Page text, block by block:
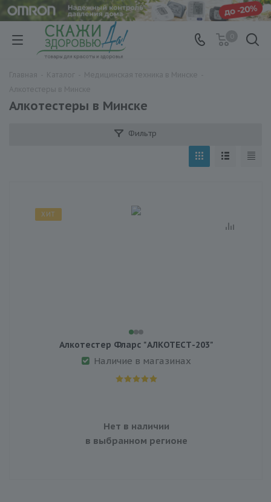
Алкотестеры в Минске
Фильтр
ХИТ
Алкотестер Фларс "АЛКОТЕСТ-203"
Наличие в магазинах
Нет в наличии
в выбранном регионе